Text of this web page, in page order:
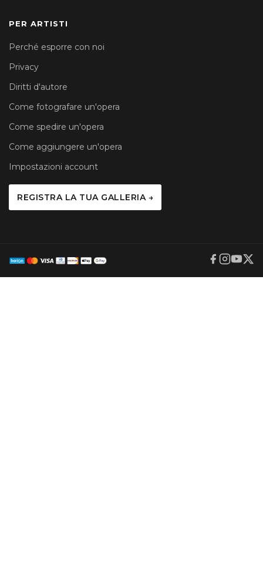
PER ARTISTI
Perché esporre con noi
Privacy
Diritti d'autore
Come fotografare un'opera
Come spedire un'opera
Come aggiungere un'opera
Impostazioni account
REGISTRA LA TUA GALLERIA →